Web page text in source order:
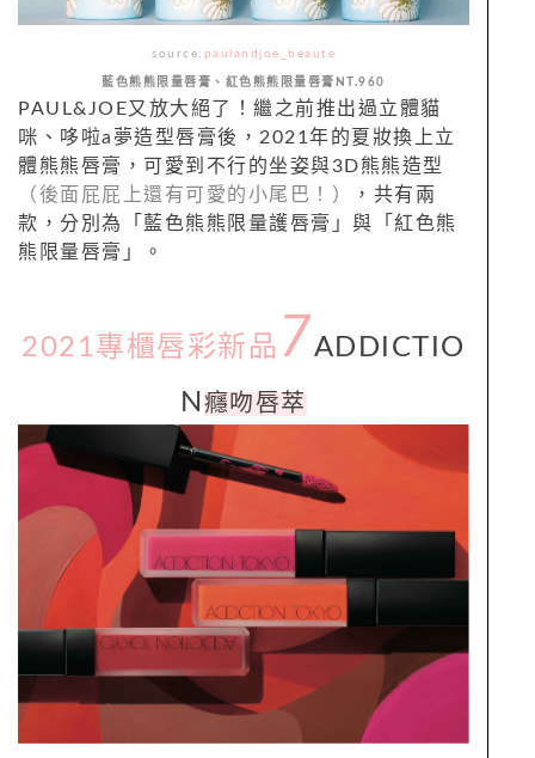
source: paulandjoe_beaute
藍色熊熊限量唇膏、紅色熊熊限量唇膏NT.960
PAUL&JOE又放大絕了！繼之前推出過立體貓
咪、哆啦a夢造型唇膏後，2021年的夏妝換上立
體熊熊唇膏，可愛到不行的坐姿與3D熊熊造型
（後面屁屁上還有可愛的小尾巴！）
，共有兩
款，分別為「 藍色熊熊限量護唇膏」與「紅色熊
熊限量唇膏」。
2021專櫃唇彩新品 7ADDICTIO
N 癮吻唇萃